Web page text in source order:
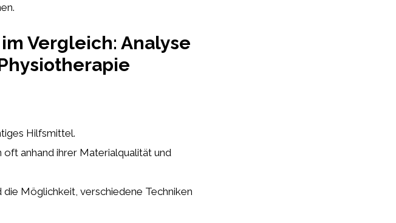
Vergleich: Analyse
Hilfsmittel.
oft anhand ihrer Materialqualität und
die Möglichkeit, verschiedene Techniken